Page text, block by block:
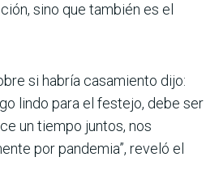
sino que también es el
si habría casamiento dijo:
lindo para el festejo, debe ser
un tiempo juntos, nos
por pandemia”, reveló el